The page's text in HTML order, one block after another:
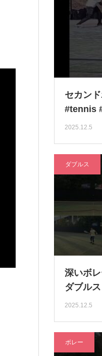
セカン
#tennis
2025.12.5
ダブルス
深いボ
ダブル
2025.12.5
ボレー